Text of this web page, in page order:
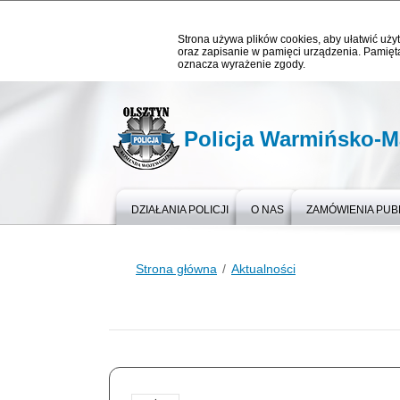
Strona używa plików cookies, aby ułatwić
oraz zapisanie w pamięci urządzenia.
oznacza wyrażenie zgody.
Policja Warmińsko-
DZIAŁANIA POLICJI O NAS ZAMÓWIENIA
Strona główna Aktualności